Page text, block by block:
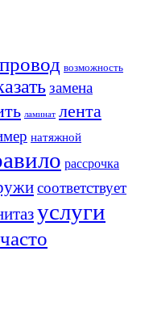
возможность
замена
ламинат лента
натяжной
рассрочка
соответствует
услуги
часто